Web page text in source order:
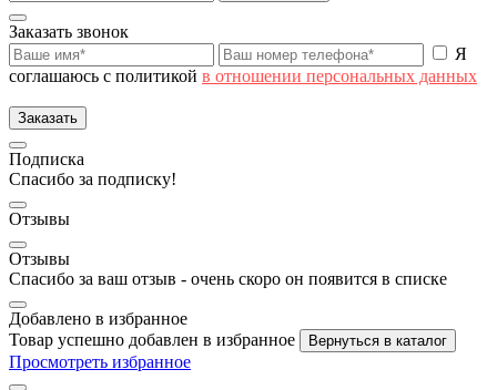
Заказать звонок
Я
соглашаюсь с политикой в отношении персональных данных
Заказать
Подписка
Спасибо за подписку!
Отзывы
Отзывы
Спасибо за ваш отзыв - очень скоро он появится в списке
Добавлено в избранное
Товар успешно добавлен в избранное
Вернуться в каталог
Просмотреть избранное